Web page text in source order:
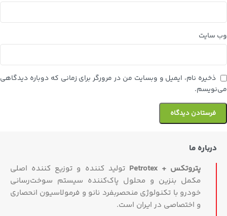
وب‌ سایت
ذخیره نام، ایمیل و وبسایت من در مرورگر برای زمانی که دوباره دیدگاهی
می‌نویسم.
درباره ما
پتروتکس + Petrotex
تولید کننده و توزیع کننده اصلی
مکمل بنزین و محلول پاک‌کننده سیستم سوخت‌رسانی
خودرو با تکنولوژی منحصربفرد نانو و فرمولاسیون انحصاری
و اختصاصی در ایران است.